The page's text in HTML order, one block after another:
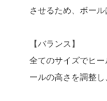
させるため、ボール
【バランス】
全てのサイズでヒ
ールの高さを調整し